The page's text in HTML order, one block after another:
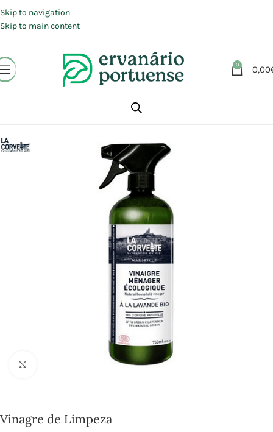
Skip to navigation
Skip to main content
0 0,00
Animais | Casa | Lar
Vinagre de Limpeza